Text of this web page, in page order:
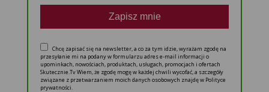
Zapisz mnie
Chcę zapisać się na newsletter, a co za tym idzie, wyrażam zgodę na
przesyłanie mi na podany w formularzu adres e-mail informacji o
upominkach, nowościach, produktach, usługach, promocjach i ofertach
Skutecznie.Tv Wiem, że zgodę mogę w każdej chwili wycofać, a szczegóły
związane z przetwarzaniem moich danych osobowych znajdę w Polityce
prywatności.